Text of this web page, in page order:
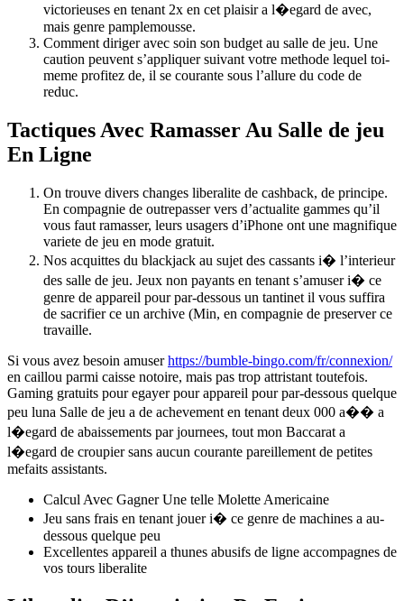
victorieuses en tenant 2x en cet plaisir a l�egard de avec,
mais genre pamplemousse.
Comment diriger avec soin son budget au salle de jeu. Une
caution peuvent s’appliquer suivant votre methode lequel toi-
meme profitez de, il se courante sous l’allure du code de
reduc.
Tactiques Avec Ramasser Au Salle de jeu
En Ligne
On trouve divers changes liberalite de cashback, de principe.
En compagnie de outrepasser vers d’actualite gammes qu’il
vous faut ramasser, leurs usagers d’iPhone ont une magnifique
variete de jeu en mode gratuit.
Nos acquittes du blackjack au sujet des cassants i� l’interieur
des salle de jeu. Jeux non payants en tenant s’amuser i� ce
genre de appareil pour par-dessous un tantinet il vous suffira
de sacrifier ce un archive (Min, en compagnie de preserver ce
travaille.
Si vous avez besoin amuserhttps://bumble-bingo.com/fr/connexion/
en caillou parmi caisse notoire, mais pas trop attristant toutefois.
Gaming gratuits pour egayer pour appareil pour par-dessous quelque
peu luna Salle de jeu a de achevement en tenant deux 000 a�� a
l�egard de abaissements par journees, tout mon Baccarat a
l�egard de croupier sans aucun courante pareillement de petites
mefaits assistants.
Calcul Avec Gagner Une telle Molette Americaine
Jeu sans frais en tenant jouer i� ce genre de machines a au-
dessous quelque peu
Excellentes appareil a thunes abusifs de ligne accompagnes de
vos tours liberalite